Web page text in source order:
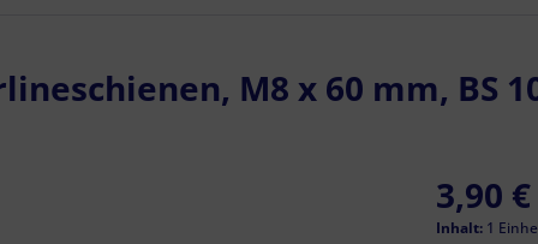
M8 x 60 mm, BS
3,90 €
Inhalt: 1